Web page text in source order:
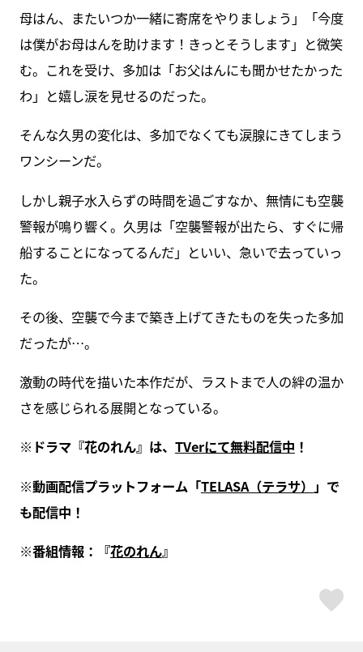
母はん、またいつか一緒に寄席をやりましょう」「今度
は僕がお母はんを助けます！きっとそうします」と微笑
む。これを受け、多加は「お父はんにも聞かせたかった
わ」と嬉し涙を見せるのだった。
そんな久男の変化は、多加でなくても涙腺にきてしまう
ワンシーンだ。
しかし親子水入らずの時間を過ごすなか、無情にも空襲
警報が鳴り響く。久男は「空襲警報が出たら、すぐに帰
船することになってるんだ」といい、急いで去っていっ
た。
その後、空襲で今まで築き上げてきたものを失った多加
だったが…。
激動の時代を描いた本作だが、ラストまで人の絆の温か
さを感じられる展開となっている。
※ドラマ『花のれん』は、 TVerにて無料配信中 ！
※動画配信プラットフォーム「TELASA（テラサ） 」で
も配信中！
※番組情報：『花のれん』